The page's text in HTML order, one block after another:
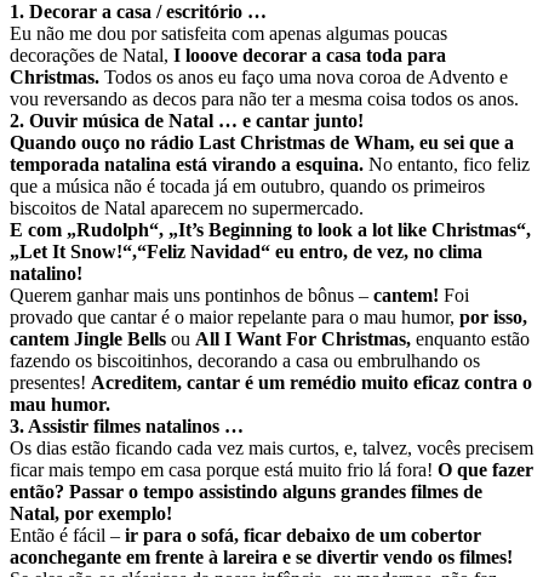
1. Decorar a casa / escritório …
Eu não me dou por satisfeita com apenas algumas poucas
decorações de Natal, I looove decorar a casa toda para
Christmas. Todos os anos eu faço uma nova coroa de Advento e
vou reversando as decos para não ter a mesma coisa todos os anos.
2. Ouvir música de Natal … e cantar junto!
Quando ouço no rádio Last Christmas de Wham, eu sei que a
temporada natalina está virando a esquina. No entanto, fico feliz
que a música não é tocada já em outubro, quando os primeiros
biscoitos de Natal aparecem no supermercado.
E com „Rudolph“, „It’s Beginning to look a lot like Christmas“,
„Let It Snow!“,“Feliz Navidad“ eu entro, de vez, no clima
natalino!
Querem ganhar mais uns pontinhos de bônus – cantem! Foi
provado que cantar é o maior repelante para o mau humor, por isso,
cantem Jingle Bells ou All I Want For Christmas, enquanto estão
fazendo os biscoitinhos, decorando a casa ou embrulhando os
presentes! Acreditem, cantar é um remédio muito eficaz contra o
mau humor.
3. Assistir filmes natalinos …
Os dias estão ficando cada vez mais curtos, e, talvez, vocês precisem
ficar mais tempo em casa porque está muito frio lá fora! O que fazer
então? Passar o tempo assistindo alguns grandes filmes de
Natal, por exemplo!
Então é fácil – ir para o sofá, ficar debaixo de um cobertor
aconchegante em frente à lareira e se divertir vendo os filmes!